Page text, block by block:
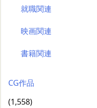
就職関連
映画関連
書籍関連
CG作品
(1,558)